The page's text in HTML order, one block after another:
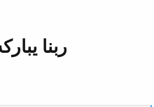
ربنا